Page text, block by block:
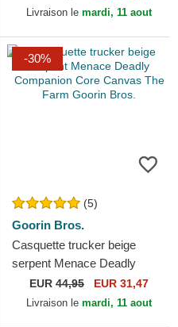
Bros.Livraison le mardi, 11 aout
-30%
(5)
Goorin Bros.
Casquette trucker beige
serpent Menace Deadly
Companion Core Canvas
The Farm Goorin Bros.
EUR 44,95 EUR 31,47
Livraison le mardi, 11 aout